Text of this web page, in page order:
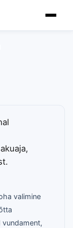
valimine